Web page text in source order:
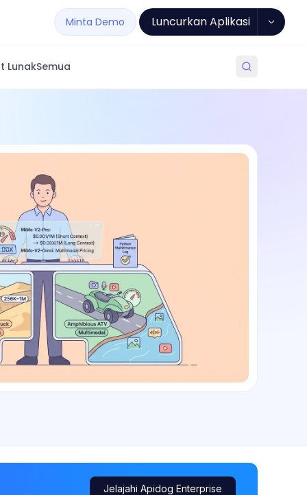
Minta Demo Luncurkan Aplikasi
LunakSemua
Jelajahi Apidog Enterprise